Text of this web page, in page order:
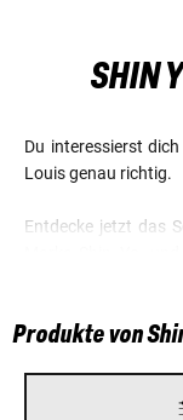
SHIN
Du interessierst
Louis genau richtig.
Entdecke jetzt das
Marke Shin Yo,
Produkte von